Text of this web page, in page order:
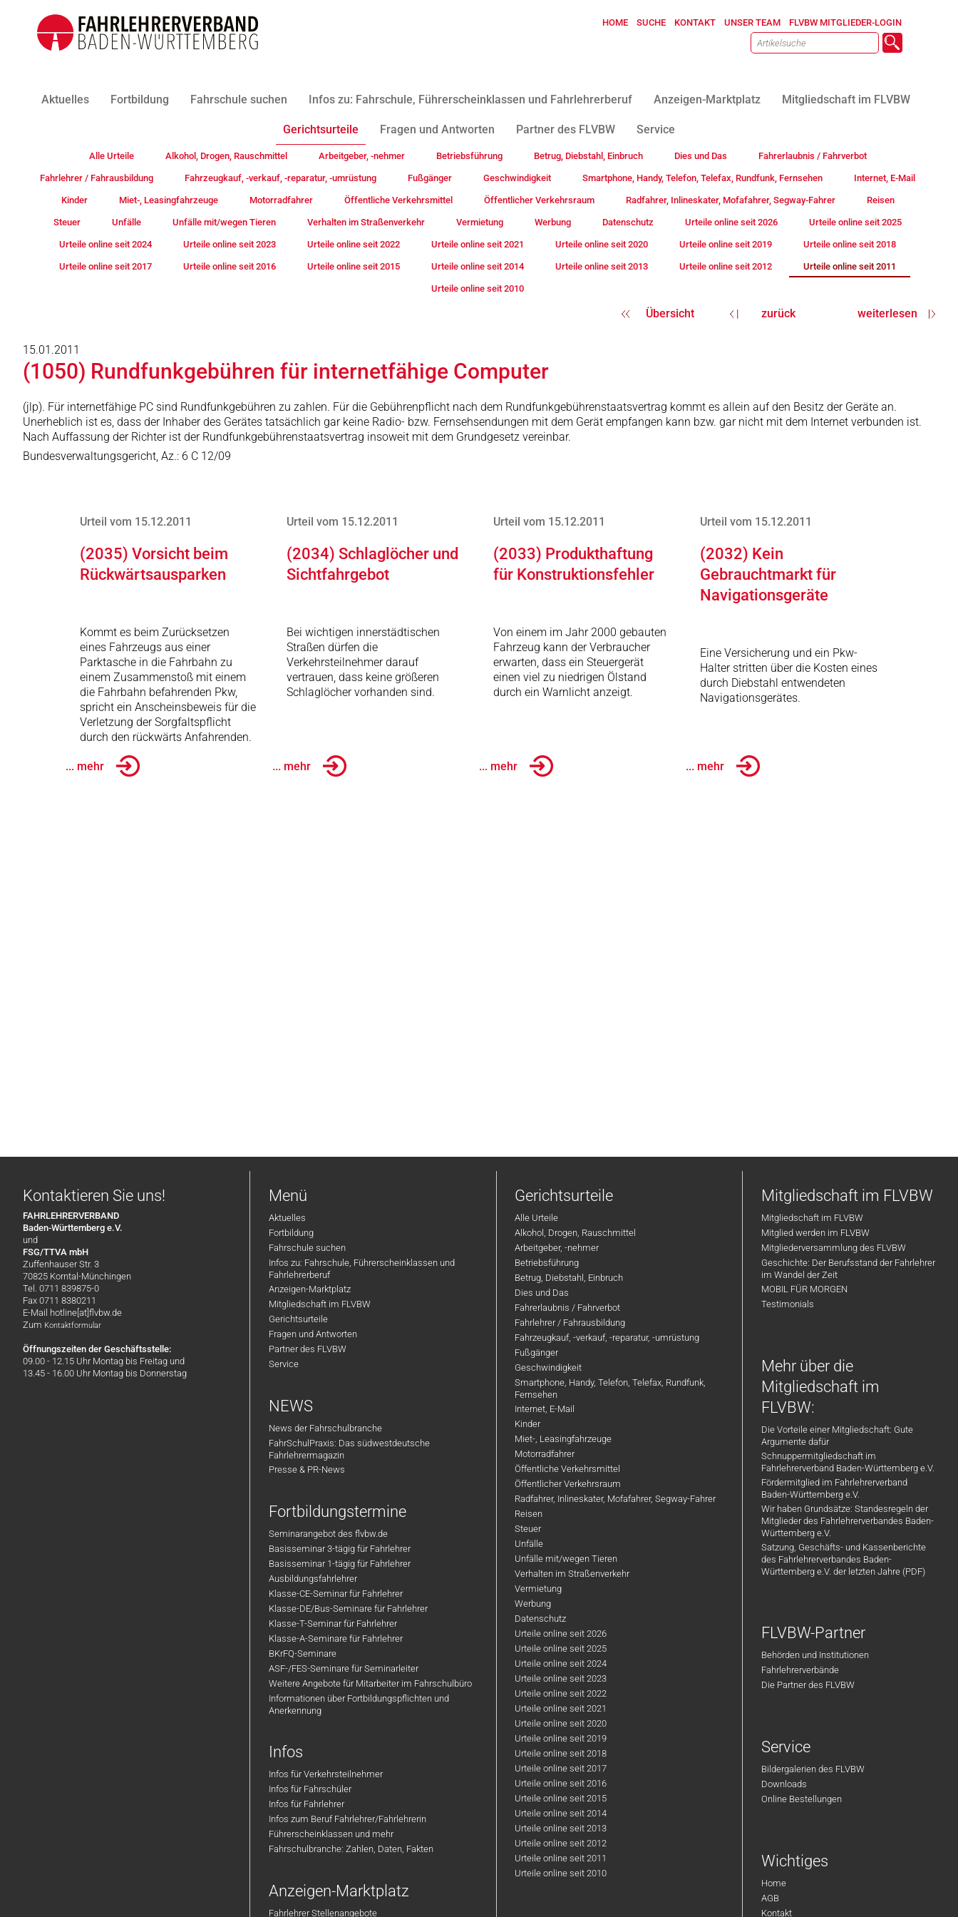
HOME SUCHE KONTAKT UNSER TEAM FLVBW MITGLIEDER-LOGIN
Aktuelles Fortbildung Fahrschule suchen Infos zu: Fahrschule, Führerscheinklassen und Fahrlehrerberuf Anzeigen-Marktplatz Mitgliedschaft im FLVBW
Gerichtsurteile Fragen und Antworten Partner des FLVBW Service
Alle Urteile Alkohol, Drogen, Rauschmittel Arbeitgeber, -nehmer Betriebsführung Betrug, Diebstahl, Einbruch Dies und Das Fahrerlaubnis / Fahrverbot
Fahrlehrer / Fahrausbildung Fahrzeugkauf, -verkauf, -reparatur, -umrüstung Fußgänger Geschwindigkeit Smartphone, Handy, Telefon, Telefax, Rundfunk, Fernsehen Internet, E-Mail
Kinder Miet-, Leasingfahrzeuge Motorradfahrer Öffentliche Verkehrsmittel Öffentlicher Verkehrsraum Radfahrer, Inlineskater, Mofafahrer, Segway-Fahrer Reisen
Steuer Unfälle Unfälle mit/wegen Tieren Verhalten im Straßenverkehr Vermietung Werbung Datenschutz Urteile online seit 2026 Urteile online seit 2025
Urteile online seit 2024 Urteile online seit 2023 Urteile online seit 2022 Urteile online seit 2021 Urteile online seit 2020 Urteile online seit 2019 Urteile online seit 2018
Urteile online seit 2017 Urteile online seit 2016 Urteile online seit 2015 Urteile online seit 2014 Urteile online seit 2013 Urteile online seit 2012 Urteile online seit 2011
Urteile online seit 2010
Übersicht zurück weiterlesen
15.01.2011
(1050) Rundfunkgebühren für internetfähige Computer
(jlp). Für internetfähige PC sind Rundfunkgebühren zu zahlen. Für die Gebührenpflicht nach dem Rundfunkgebührenstaatsvertrag kommt es allein auf den Besitz der Geräte an.
Unerheblich ist es, dass der Inhaber des Gerätes tatsächlich gar keine Radio- bzw. Fernsehsendungen mit dem Gerät empfangen kann bzw. gar nicht mit dem Internet verbunden ist.
Nach Auffassung der Richter ist der Rundfunkgebührenstaatsvertrag insoweit mit dem Grundgesetz vereinbar.
Bundesverwaltungsgericht, Az.: 6 C 12/09
Urteil vom 15.12.2011
(2035) Vorsicht beim
Rückwärtsausparken
Kommt es beim Zurücksetzen
eines Fahrzeugs aus einer
Parktasche in die Fahrbahn zu
einem Zusammenstoß mit einem
die Fahrbahn befahrenden Pkw,
spricht ein Anscheinsbeweis für die
Verletzung der Sorgfaltspflicht
durch den rückwärts Anfahrenden.
... mehr
Urteil vom 15.12.2011
(2034) Schlaglöcher und
Sichtfahrgebot
Bei wichtigen innerstädtischen
Straßen dürfen die
Verkehrsteilnehmer darauf
vertrauen, dass keine größeren
Schlaglöcher vorhanden sind.
... mehr
Urteil vom 15.12.2011
(2033) Produkthaftung
für Konstruktionsfehler
Von einem im Jahr 2000 gebauten
Fahrzeug kann der Verbraucher
erwarten, dass ein Steuergerät
einen viel zu niedrigen Ölstand
durch ein Warnlicht anzeigt.
... mehr
Urteil vom 15.12.2011
(2032) Kein
Gebrauchtmarkt für
Navigationsgeräte
Eine Versicherung und ein Pkw-
Halter stritten über die Kosten eines
durch Diebstahl entwendeten
Navigationsgerätes.
... mehr
Kontaktieren Sie uns!
FAHRLEHRERVERBAND
Baden-Württemberg e.V.
und
FSG/TTVA mbH
Zuffenhauser Str. 3
70825 Korntal-Münchingen
Tel. 0711 839875-0
Fax 0711 8380211
E-Mail hotline[at]flvbw.de
Zum Kontaktformular
Öffnungszeiten der Geschäftsstelle:
09.00 - 12.15 Uhr Montag bis Freitag und
13.45 - 16.00 Uhr Montag bis Donnerstag
Menü
Aktuelles
Fortbildung
Fahrschule suchen
Infos zu: Fahrschule, Führerscheinklassen und
Fahrlehrerberuf
Anzeigen-Marktplatz
Mitgliedschaft im FLVBW
Gerichtsurteile
Fragen und Antworten
Partner des FLVBW
Service
NEWS
News der Fahrschulbranche
FahrSchulPraxis: Das südwestdeutsche
Fahrlehrermagazin
Presse & PR-News
Fortbildungstermine
Seminarangebot des flvbw.de
Basisseminar 3-tägig für Fahrlehrer
Basisseminar 1-tägig für Fahrlehrer
Ausbildungsfahrlehrer
Klasse-CE-Seminar für Fahrlehrer
Klasse-DE/Bus-Seminare für Fahrlehrer
Klasse-T-Seminar für Fahrlehrer
Klasse-A-Seminare für Fahrlehrer
BKrFQ-Seminare
ASF-/FES-Seminare für Seminarleiter
Weitere Angebote für Mitarbeiter im Fahrschulbüro
Informationen über Fortbildungspflichten und
Anerkennung
Infos
Infos für Verkehrsteilnehmer
Infos für Fahrschüler
Infos für Fahrlehrer
Infos zum Beruf Fahrlehrer/Fahrlehrerin
Führerscheinklassen und mehr
Fahrschulbranche: Zahlen, Daten, Fakten
Anzeigen-Marktplatz
Fahrlehrer Stellenangebote
Gerichtsurteile
Alle Urteile
Alkohol, Drogen, Rauschmittel
Arbeitgeber, -nehmer
Betriebsführung
Betrug, Diebstahl, Einbruch
Dies und Das
Fahrerlaubnis / Fahrverbot
Fahrlehrer / Fahrausbildung
Fahrzeugkauf, -verkauf, -reparatur, -umrüstung
Fußgänger
Geschwindigkeit
Smartphone, Handy, Telefon, Telefax, Rundfunk,
Fernsehen
Internet, E-Mail
Kinder
Miet-, Leasingfahrzeuge
Motorradfahrer
Öffentliche Verkehrsmittel
Öffentlicher Verkehrsraum
Radfahrer, Inlineskater, Mofafahrer, Segway-Fahrer
Reisen
Steuer
Unfälle
Unfälle mit/wegen Tieren
Verhalten im Straßenverkehr
Vermietung
Werbung
Datenschutz
Urteile online seit 2026
Urteile online seit 2025
Urteile online seit 2024
Urteile online seit 2023
Urteile online seit 2022
Urteile online seit 2021
Urteile online seit 2020
Urteile online seit 2019
Urteile online seit 2018
Urteile online seit 2017
Urteile online seit 2016
Urteile online seit 2015
Urteile online seit 2014
Urteile online seit 2013
Urteile online seit 2012
Urteile online seit 2011
Urteile online seit 2010
Mitgliedschaft im FLVBW
Mitgliedschaft im FLVBW
Mitglied werden im FLVBW
Mitgliederversammlung des FLVBW
Geschichte: Der Berufsstand der Fahrlehrer
im Wandel der Zeit
MOBIL FÜR MORGEN
Testimonials
Mehr über die
Mitgliedschaft im
FLVBW:
Die Vorteile einer Mitgliedschaft: Gute
Argumente dafür
Schnuppermitgliedschaft im
Fahrlehrerverband Baden-Württemberg e.V.
Fördermitglied im Fahrlehrerverband
Baden-Württemberg e.V.
Wir haben Grundsätze: Standesregeln der
Mitglieder des Fahrlehrerverbandes Baden-
Württemberg e.V.
Satzung, Geschäfts- und Kassenberichte
des Fahrlehrerverbandes Baden-
Württemberg e.V. der letzten Jahre (PDF)
FLVBW-Partner
Behörden und Institutionen
Fahrlehrerverbände
Die Partner des FLVBW
Service
Bildergalerien des FLVBW
Downloads
Online Bestellungen
Wichtiges
Home
AGB
Kontakt